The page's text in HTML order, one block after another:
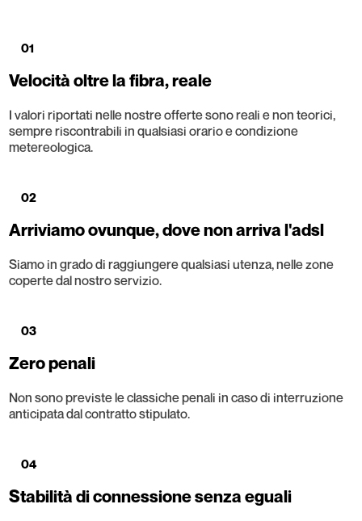
01
Velocità oltre la fibra, reale
I valori riportati nelle nostre offerte sono reali e non teorici,
sempre riscontrabili in qualsiasi orario e condizione
metereologica.
02
Arriviamo ovunque, dove non arriva l'adsl
Siamo in grado di raggiungere qualsiasi utenza, nelle zone
coperte dal nostro servizio.
03
Zero penali
Non sono previste le classiche penali in caso di interruzione
anticipata dal contratto stipulato.
04
Stabilità di connessione senza eguali